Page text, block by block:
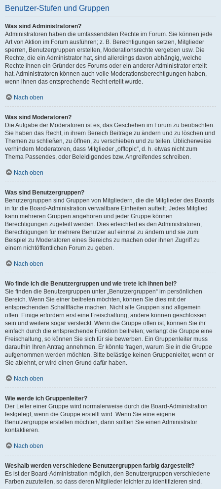
Benutzer-Stufen und Gruppen
Was sind Administratoren?
Administratoren haben die umfassendsten Rechte im Forum. Sie können jede
Art von Aktion im Forum ausführen; z. B. Berechtigungen setzen, Mitglieder
sperren, Benutzergruppen erstellen, Moderationsrechte vergeben usw. Die
Rechte, die ein Administrator hat, sind allerdings davon abhängig, welche
Rechte ihnen ein Gründer des Forums oder ein anderer Administrator erteilt
hat. Administratoren können auch volle Moderationsberechtigungen haben,
wenn ihnen das entsprechende Recht erteilt wurde.
Nach oben
Was sind Moderatoren?
Die Aufgabe der Moderatoren ist es, das Geschehen im Forum zu beobachten.
Sie haben das Recht, in ihrem Bereich Beiträge zu ändern und zu löschen und
Themen zu schließen, zu öffnen, zu verschieben und zu teilen. Üblicherweise
verhindern Moderatoren, dass Mitglieder „offtopic“, d. h. etwas nicht zum
Thema Passendes, oder Beleidigendes bzw. Angreifendes schreiben.
Nach oben
Was sind Benutzergruppen?
Benutzergruppen sind Gruppen von Mitgliedern, die die Mitglieder des Boards
in für die Board-Administration verwaltbare Einheiten aufteilt. Jedes Mitglied
kann mehreren Gruppen angehören und jeder Gruppe können
Berechtigungen zugeteilt werden. Dies erleichtert es den Administratoren,
Berechtigungen für mehrere Benutzer auf einmal zu ändern und sie zum
Beispiel zu Moderatoren eines Bereichs zu machen oder ihnen Zugriff zu
einem nichtöffentlichen Forum zu geben.
Nach oben
Wo finde ich die Benutzergruppen und wie trete ich ihnen bei?
Sie finden die Benutzergruppen unter „Benutzergruppen“ im persönlichen
Bereich. Wenn Sie einer beitreten möchten, können Sie dies mit der
entsprechenden Schaltfläche machen. Nicht alle Gruppen sind allgemein
offen. Einige erfordern erst eine Freischaltung, andere können geschlossen
sein und weitere sogar versteckt. Wenn die Gruppe offen ist, können Sie ihr
einfach durch die entsprechende Funktion beitreten; verlangt die Gruppe eine
Freischaltung, so können Sie sich für sie bewerben. Ein Gruppenleiter muss
daraufhin Ihren Antrag annehmen. Er könnte fragen, warum Sie in die Gruppe
aufgenommen werden möchten. Bitte belästige keinen Gruppenleiter, wenn er
Sie ablehnt, er wird einen Grund dafür haben.
Nach oben
Wie werde ich Gruppenleiter?
Der Leiter einer Gruppe wird normalerweise durch die Board-Administration
festgelegt, wenn die Gruppe erstellt wird. Wenn Sie eine eigene
Benutzergruppe erstellen möchten, dann sollten Sie einen Administrator
kontaktieren.
Nach oben
Weshalb werden verschiedene Benutzergruppen farbig dargestellt?
Es ist der Board-Administration möglich, den Benutzergruppen verschiedene
Farben zuzuteilen, so dass deren Mitglieder leichter zu identifizieren sind.